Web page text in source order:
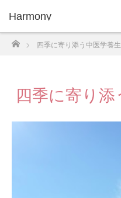
Harmony
ホーム
四季に寄り添う中医学養
四季に寄り